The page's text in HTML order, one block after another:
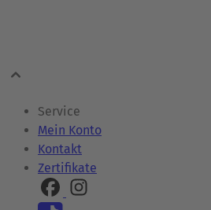
Service
Mein Konto
Kontakt
Zertifikate